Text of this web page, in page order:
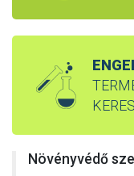
Növényvédő